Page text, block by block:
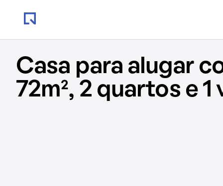
Casa para alugar
72m², 2 quartos e 1